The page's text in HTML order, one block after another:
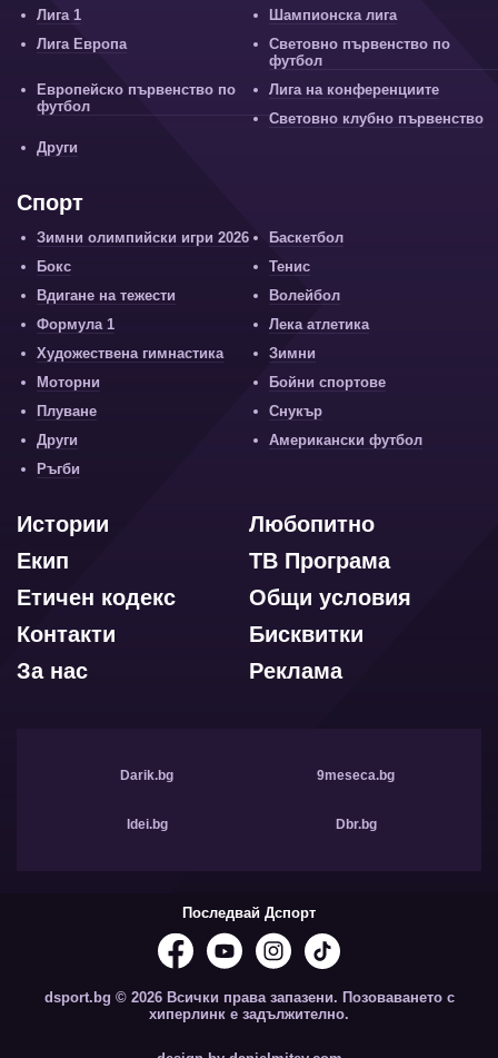
Лига 1
Шампионска лига
Лига Европа
Световно първенство по
футбол
Европейско първенство по
футбол
Лига на конференциите
Световно клубно първенство
Други
Спорт
Зимни олимпийски игри 2026
Баскетбол
Бокс
Тенис
Вдигане на тежести
Волейбол
Формула 1
Лека атлетика
Художествена гимнастика
Зимни
Моторни
Бойни спортове
Плуване
Снукър
Други
Американски футбол
Ръгби
Любопитно
Истории
ТВ Програма
Екип
Общи условия
Етичен кодекс
Бисквитки
Контакти
Реклама
За нас
Darik.bg 9meseca.bg
Idei.bg Dbr.bg
Последвай Дспорт
dsport.bg © 2026 Всички права запазени. Позоваването с
хиперлинк е задължително.